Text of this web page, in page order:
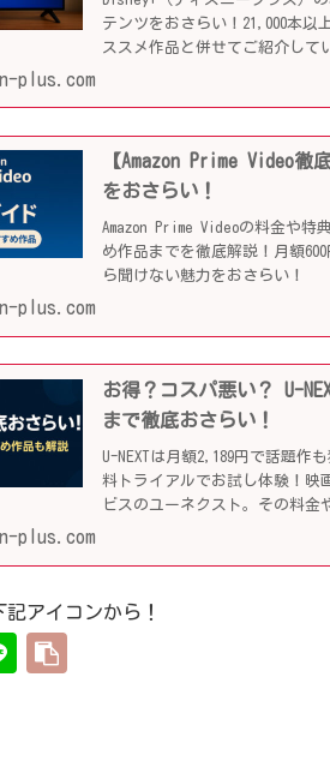
テンツをおさらい！21,000本以
ススメ作品と併せてご紹介して
plus.com
【Amazon Prime Video
をおさらい！
Amazon Prime Videoの料金や特
め作品までを徹底解説！月額
ら聞けない魅力をおさらい！
plus.com
お得？コスパ悪い？ U-
まで徹底おさらい！
U-NEXTは月額2,189円で話題作
料トライアルでお試し体験！映
ビスのユーネクスト。その料金
plus.com
記アイコンから！